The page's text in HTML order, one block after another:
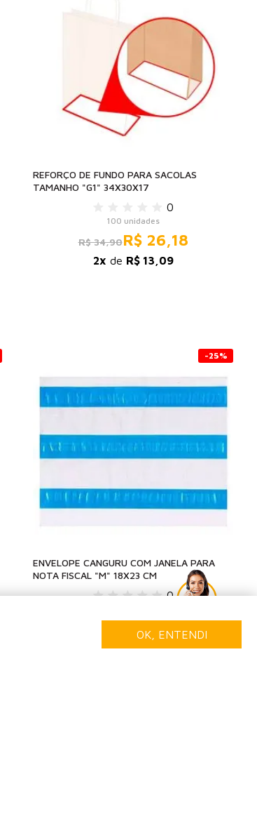
OK, ENTENDI
REFORÇO DE FUNDO PARA SACOLAS
TAMANHO "G1" 34X30X17
0
100 unidades
R$ 34,90R$ 26,18
2x de R$ 13,09
-25%
ENVELOPE CANGURU COM JANELA PARA
300 unidades